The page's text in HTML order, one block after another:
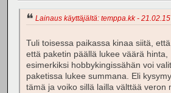
Lainaus käyttäjältä: temppa.kk -
Tuli toisessa paikassa kinaa siitä,
että paketin päällä lukee väärä
esimerkiksi hobbykingissähän voi
paketissa lukee summana. Eli
tämä ja voiko sillä lailla välttää veron